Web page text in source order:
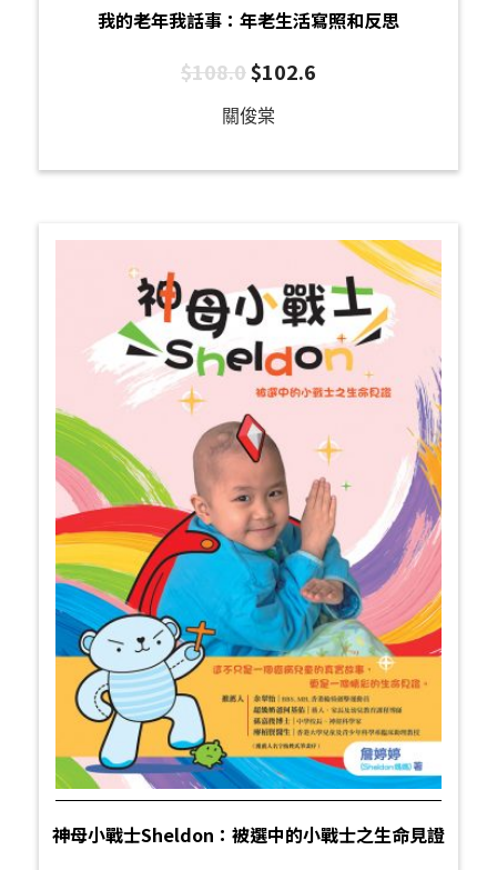
我的老年我話事：年老生活寫照和反思
$108.0$102.6
關俊棠
神母小戰士Sheldon：被選中的小戰士之生命見證